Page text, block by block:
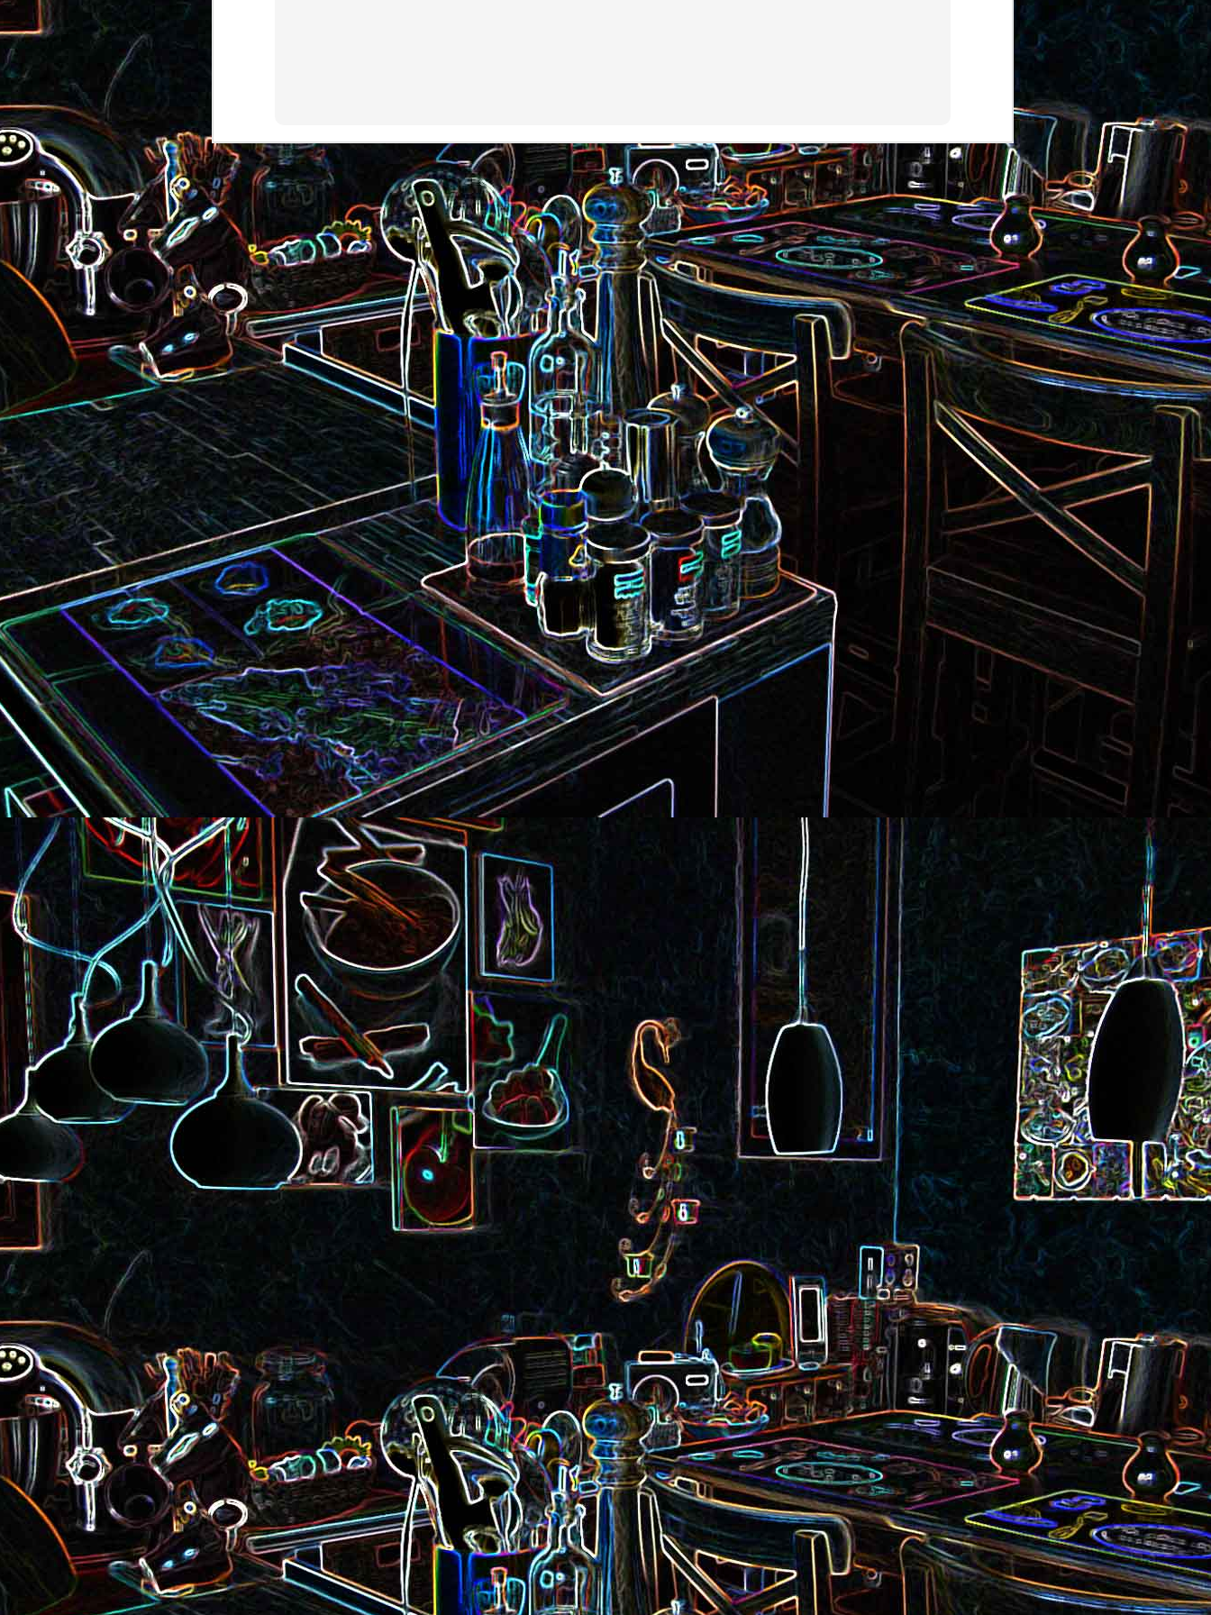
Pizza au camembert, au sirop
d'érable et aux noix
Salade de vermicelles de riz,
aux crevettes et au
pamplemousse Minis brownies aux Oreo®
Pizza au jambon Serrano et
aux câpres Pancakes aux flocons
d'avoine
Quiche sans pâte au chorizo
et aux pommes de terre
Curry de brocoli et de carottes Bundt cake au chocolat
praliné
Camembert fondant au sirop
d'érable Chou pointu sauté à la poêle
Pizza aux pommes de terre et
aux tomates séchées
Croque-monsieur à la viande
des grisons, au Comté et aux
noix
Croque-madame aux
épinards et au gingembre Smoothie à l'orange et à la
mangue
Curry de pois chiches et de Salade de thon aux câpres et
aux deux olives
Tarte amandine
Pizza à la choucroute, aux
lardons et au cumin Crème de poivron aux noix Cake au saucisson sec et aux Cookie géant aux pépites de
chocolat et au miel
Baguette à la raclette, à la
roquette et aux graines de
courge Smoothie aux kiwis et à la
mangue
Gâteau au chocolat et au Pizza aux rillettes et aux Noix de cajou caramélisées
au sésame
Tarte à la pralinoise et aux
noisettes
Colombo de crevettes au lait
de coco Tarte aux pommes, au miel et
aux amandes
Choux de Bruxelles au
chorizo et à la coriandre Quesadillas à la mexicaine
2